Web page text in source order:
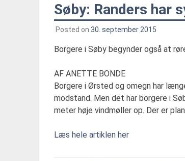
Søby: Randers har
Posted on 30. september 2015
Borgere i Søby begynder også at
AF ANETTE BONDE
Borgere i Ørsted og omegn har
modstand. Men det har borgere i
meter høje vindmøller op. Der er
Læs hele artiklen her